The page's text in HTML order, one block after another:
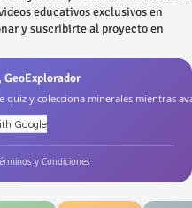
educativos exclusivos en
y suscribirte al proyecto en
y colecciona minerales mientras
y Condiciones